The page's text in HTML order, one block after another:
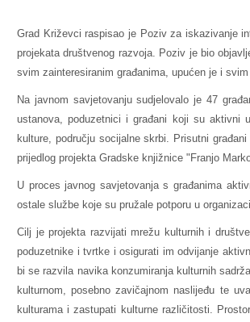
Grad Križevci raspisao je Poziv za iskazivanje
projekata društvenog razvoja. Poziv je bio
svim zainteresiranim građanima, upućen je i
Na javnom savjetovanju sudjelovalo je 47
ustanova, poduzetnici i građani koji su aktivni
kulture, području socijalne skrbi. Prisutni
prijedlog projekta Gradske knjižnice "Franjo
U proces javnog savjetovanja s građanima
ostale službe koje su pružale potporu u
Cilj je projekta razvijati mrežu kulturnih i
poduzetnike i tvrtke i osigurati im odvijanje
bi se razvila navika konzumiranja kulturnih
kulturnom, posebno zavičajnom naslijeđu te
kulturama i zastupati kulturne različitosti.